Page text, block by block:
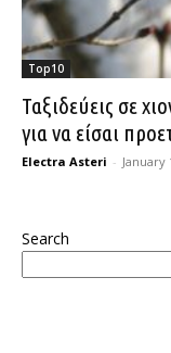
Top10
Ταξιδεύεις σε
για να είσαι
Electra Asteri - January
Search